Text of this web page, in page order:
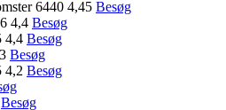
6440 4,45 Besøg
4,4 Besøg
4,4 Besøg
Besøg
4,2 Besøg
Besøg